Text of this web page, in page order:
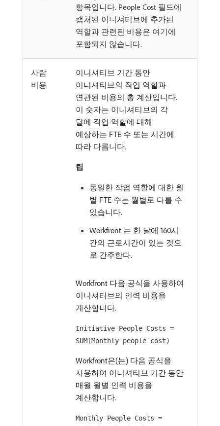
항목입니다. People Cost 필드에
캡처된 이니셔티브에 추가된
역할과 관련된 비용은 여기에
포함되지 않습니다.
사람
비용
이니셔티브 기간 동안
이니셔티브의 작업 역할과
연관된 비용의 총 계산입니다.
이 숫자는 이니셔티브의 각
달에 작업 역할에 대해
예상하는 FTE 수 또는 시간에
따라 다릅니다.
팁
동일한 작업 역할에 대한 월
별 FTE 수는 월별로 다를 수
있습니다.
Workfront 는 한 달에 160시
간의 근로시간이 있는 것으
로 간주한다.
Workfront 다음 공식을 사용하여
이니셔티브의 인력 비용을
계산합니다.
Initiative People Costs =
SUM(Monthly people cost)
Workfront은(는) 다음 공식을
사용하여 이니셔티브 기간 동안
매월 월별 인력 비용을
계산합니다.
Monthly People Costs =